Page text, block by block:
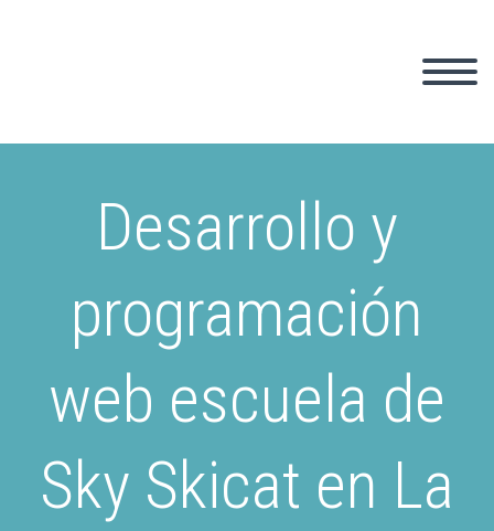
Desarrollo y
programación
web escuela de
Sky Skicat en La